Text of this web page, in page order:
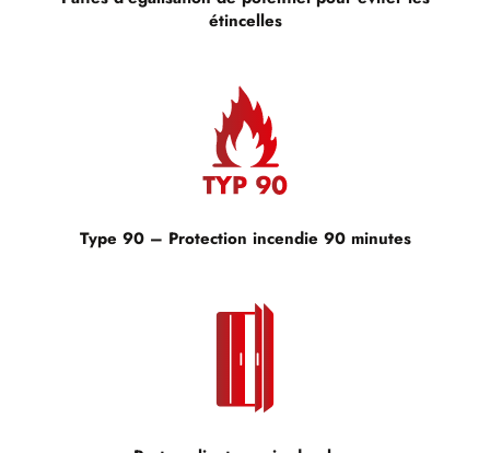
étincelles
Type 90 – Protection incendie 90 minutes